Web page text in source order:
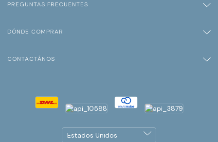
PREGUNTAS FRECUENTES
DÓNDE COMPRAR
CONTACTÁNOS